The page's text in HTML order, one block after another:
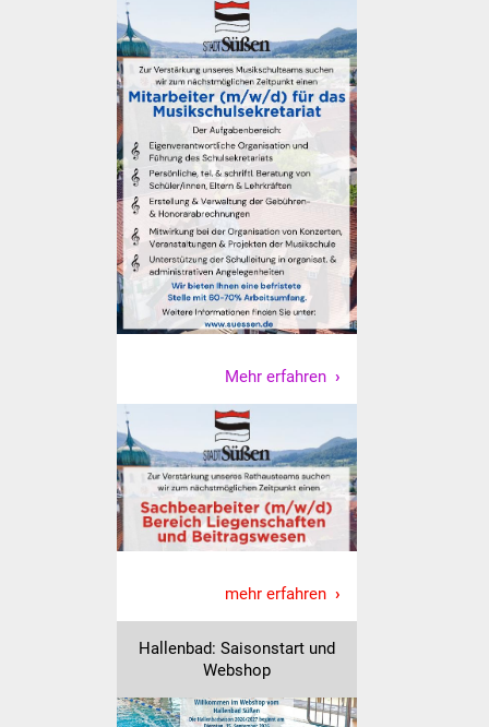
Schulentwicklung Bizet
Sanierung Hallenbad
Sanierung Bizethalle
Ortsentwicklung
Presse
Bürger & Service
Was erledige ich wo
Dienstleistungen
Lebenslagen
Formulare
Bürgerinfos
Bildung
Mehr erfahren
mehr erfahren
Hallenbad: Saisonstart und
Webshop